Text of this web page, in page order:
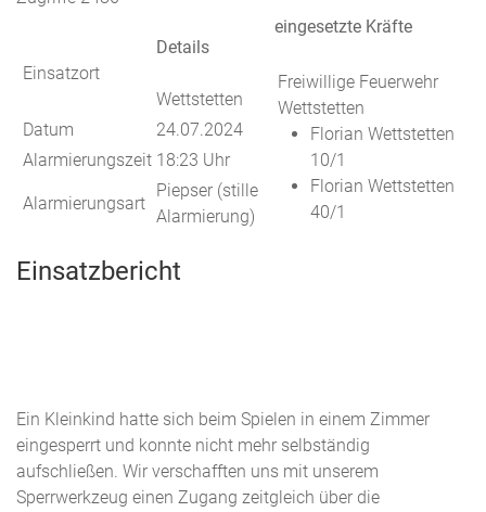
Einsatzort
Details
Wettstetten
Datum
24.07.2024
Alarmierungszeit 18:23 Uhr
Alarmierungsart
Piepser (stille
Alarmierung)
eingesetzte Kräfte
Freiwillige Feuerwehr
Wettstetten
Florian Wettstetten
10/1
Florian Wettstetten
40/1
Einsatzbericht
Ein Kleinkind hatte sich beim Spielen in einem Zimmer
eingesperrt und konnte nicht mehr selbständig
aufschließen. Wir verschafften uns mit unserem
Sperrwerkzeug einen Zugang zeitgleich über die